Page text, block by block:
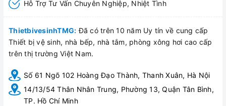
Tiểu Nam Cảm Ứng Huge H-TN025
Hỗ Trợ Tư Vấn Chuyên Nghiệp, Nhiệt Tình
ThietbivesinhTMG: Đã có trên 10 năm Uy tín về cung cấp
Thiết bị vệ sinh, nhà bếp, nhà tắm, phòng xông hơi cao cấp
trên thị trường Việt Nam.
Số 61 Ngõ 102 Hoàng Đạo Thành, Thanh Xuân, Hà Nội
14/13/54 Thân Nhân Trung, Phường 13, Quận Tân Bình,
TP. Hồ Chí Minh